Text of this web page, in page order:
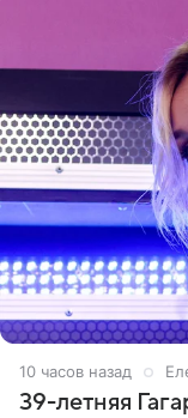
10 часов назад
39-летняя